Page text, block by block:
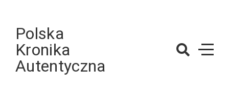
contentPolska
Kronika
Autentyczna